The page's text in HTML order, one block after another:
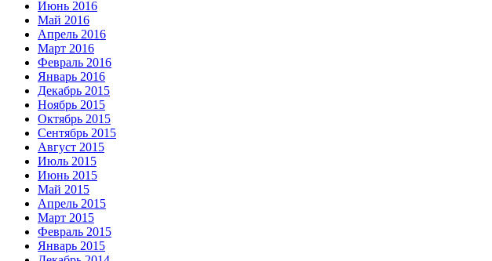
Июнь 2016
Май 2016
Апрель 2016
Март 2016
Февраль 2016
Январь 2016
Декабрь 2015
Ноябрь 2015
Октябрь 2015
Сентябрь 2015
Август 2015
Июль 2015
Июнь 2015
Май 2015
Апрель 2015
Март 2015
Февраль 2015
Январь 2015